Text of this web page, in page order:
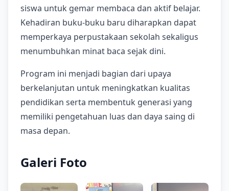
siswa untuk gemar membaca dan aktif belajar.
Kehadiran buku-buku baru diharapkan dapat
memperkaya perpustakaan sekolah sekaligus
menumbuhkan minat baca sejak dini.
Program ini menjadi bagian dari upaya
berkelanjutan untuk meningkatkan kualitas
pendidikan serta membentuk generasi yang
memiliki pengetahuan luas dan daya saing di
masa depan.
Galeri Foto